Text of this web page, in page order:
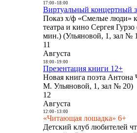
17:00- 18:00
Виртуальный концертный
Показ х/ф «Смелые люди»
театра и кино Сергея
мин.) (Ульяновой, 1, зал №
11
Августа
18:00- 19:00
Презентация книги 12+
Новая книга поэта Антона
М. Ульяновой, 1, зал № 20)
12
Августа
12:00- 13:00
«Читающая лошадка» 6+
Детский клуб любителей